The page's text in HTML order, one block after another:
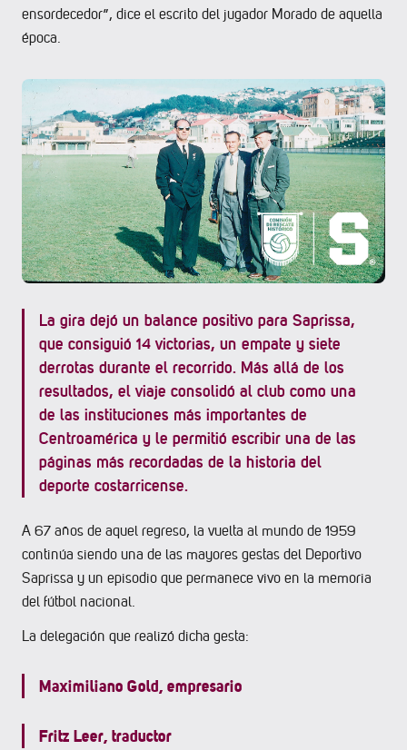
ensordecedor”, dice el escrito del jugador Morado de aquella
época.
La gira dejó un balance positivo para Saprissa,
que consiguió 14 victorias, un empate y siete
derrotas durante el recorrido. Más allá de los
resultados, el viaje consolidó al club como una
de las instituciones más importantes de
Centroamérica y le permitió escribir una de las
páginas más recordadas de la historia del
deporte costarricense.
A 67 años de aquel regreso, la vuelta al mundo de 1959
continúa siendo una de las mayores gestas del Deportivo
Saprissa y un episodio que permanece vivo en la memoria
del fútbol nacional.
La delegación que realizó dicha gesta:
Maximiliano Gold, empresario
Fritz Leer, traductor